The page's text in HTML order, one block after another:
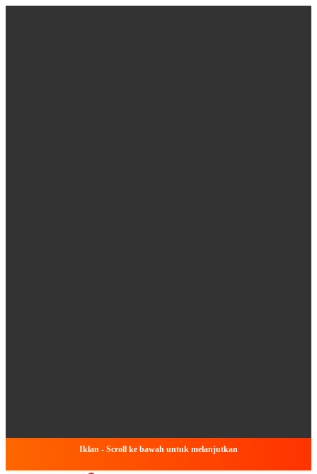
Iklan - Scroll ke bawah untuk melanjutkan